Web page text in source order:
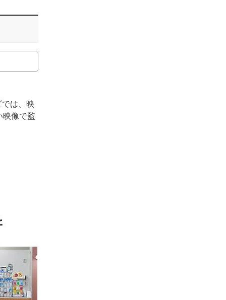
は、映
映像で監